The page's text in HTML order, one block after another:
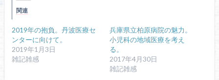
関連
2019年の抱負。丹波医療セ
ンターに向けて。
2019年1月3日
雑記雑感
兵庫県立柏原病院の魅力。
小児科の地域医療を考え
る。
2017年4月30日
雑記雑感